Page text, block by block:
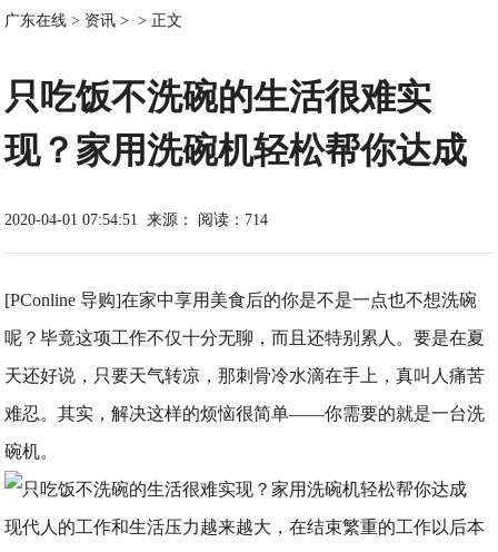
广东在线 > 资讯 > > 正文
只吃饭不洗碗的生活很难实
现？家用洗碗机轻松帮你达成
2020-04-01 07:54:51 来源： 阅读：714
[PConline 导购]在家中享用美食后的你是不是一点也不想洗碗
呢？毕竟这项工作不仅十分无聊，而且还特别累人。要是在夏
天还好说，只要天气转凉，那刺骨冷水滴在手上，真叫人痛苦
难忍。其实，解决这样的烦恼很简单——你需要的就是一台洗
碗机。
现代人的工作和生活压力越来越大，在结束繁重的工作以后本